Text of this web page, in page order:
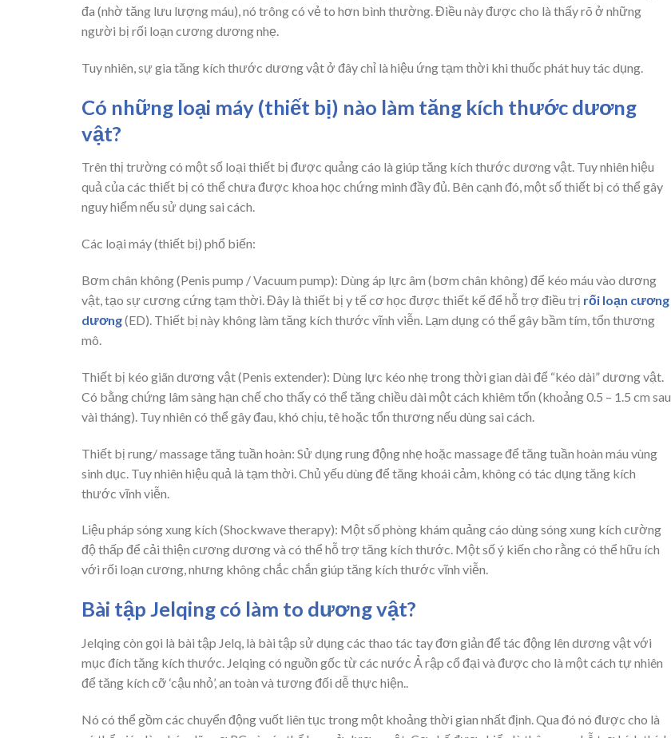
đa (nhờ tăng lưu lượng máu), nó trông có vẻ to hơn bình thường. Điều này được cho là thấy rõ ở những
người bị rối loạn cương dương nhẹ.
Tuy nhiên, sự gia tăng kích thước dương vật ở đây chỉ là hiệu ứng tạm thời khi thuốc phát huy tác dụng.
Có những loại máy (thiết bị) nào làm tăng kích thước dương
vật?
Trên thị trường có một số loại thiết bị được quảng cáo là giúp tăng kích thước dương vật. Tuy nhiên hiệu
quả của các thiết bị có thể chưa được khoa học chứng minh đầy đủ. Bên cạnh đó, một số thiết bị có thể gây
nguy hiểm nếu sử dụng sai cách.
Các loại máy (thiết bị) phổ biến:
Bơm chân không (Penis pump / Vacuum pump): Dùng áp lực âm (bơm chân không) để kéo máu vào dương
vật, tạo sự cương cứng tạm thời. Đây là thiết bị y tế cơ học được thiết kế để hỗ trợ điều trị rối loạn cương
dương(ED). Thiết bị này không làm tăng kích thước vĩnh viễn. Lạm dụng có thể gây bầm tím, tổn thương
mô.
Thiết bị kéo giãn dương vật (Penis extender): Dùng lực kéo nhẹ trong thời gian dài để “kéo dài” dương vật.
Có bằng chứng lâm sàng hạn chế cho thấy có thể tăng chiều dài một cách khiêm tốn (khoảng 0.5 – 1.5 cm sau
vài tháng). Tuy nhiên có thể gây đau, khó chịu, tê hoặc tổn thương nếu dùng sai cách.
Thiết bị rung/ massage tăng tuần hoàn: Sử dụng rung động nhẹ hoặc massage để tăng tuần hoàn máu vùng
sinh dục. Tuy nhiên hiệu quả là tạm thời. Chủ yếu dùng để tăng khoái cảm, không có tác dụng tăng kích
thước vĩnh viễn.
Liệu pháp sóng xung kích (Shockwave therapy): Một số phòng khám quảng cáo dùng sóng xung kích cường
độ thấp để cải thiện cương dương và có thể hỗ trợ tăng kích thước. Một số ý kiến cho rằng có thể hữu ích
với rối loạn cương, nhưng không chắc chắn giúp tăng kích thước vĩnh viễn.
Bài tập Jelqing có làm to dương vật?
Jelqing còn gọi là bài tập Jelq, là bài tập sử dụng các thao tác tay đơn giản để tác động lên dương vật với
mục đích tăng kích thước. Jelqing có nguồn gốc từ các nước Ả rập cổ đại và được cho là một cách tự nhiên
để tăng kích cỡ ‘cậu nhỏ’, an toàn và tương đối dễ thực hiện..
Nó có thể gồm các chuyển động vuốt liên tục trong một khoảng thời gian nhất định. Qua đó nó được cho là